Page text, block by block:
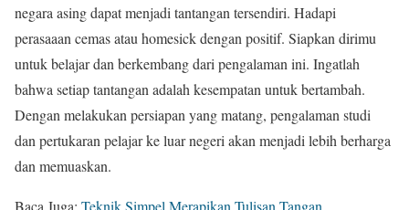
negara asing dapat menjadi tantangan tersendiri. Hadapi
perasaaan cemas atau homesick dengan positif. Siapkan dirimu
untuk belajar dan berkembang dari pengalaman ini. Ingatlah
bahwa setiap tantangan adalah kesempatan untuk bertambah.
Dengan melakukan persiapan yang matang, pengalaman studi
dan pertukaran pelajar ke luar negeri akan menjadi lebih berharga
dan memuaskan.